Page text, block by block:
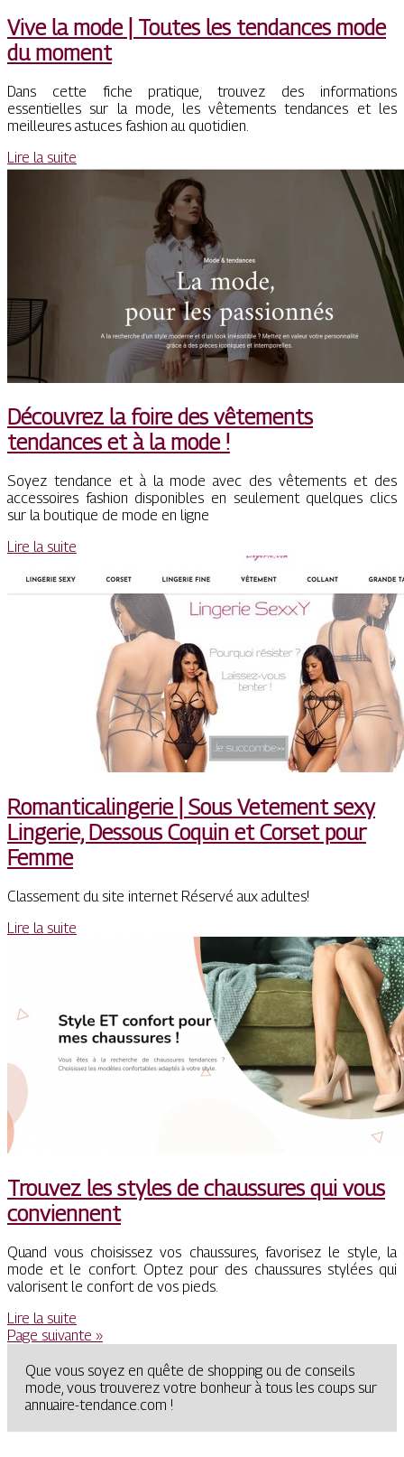
Vive la mode | Toutes les tendances mode
du moment
Dans cette fiche pratique, trouvez des informations
essentielles sur la mode, les vêtements tendances et les
meilleures astuces fashion au quotidien.
Lire la suite
Découvrez la foire des vêtements
tendances et à la mode !
Soyez tendance et à la mode avec des vêtements et des
accessoires fashion disponibles en seulement quelques clics
sur la boutique de mode en ligne
Lire la suite
Roman­ticalin­ge­rie | Sous Vetement sexy
Lingerie, Dessous Coquin et Corset pour
Femme
Classement du site internet Réservé aux adultes!
Lire la suite
Trouvez les styles de chaussures qui vous
conviennent
Quand vous choisissez vos chaussures, favorisez le style, la
mode et le confort. Optez pour des chaussures stylées qui
valorisent le confort de vos pieds.
Lire la suite
Page suivante »
Que vous soyez en quête de shopping ou de conseils
mode, vous trouverez votre bonheur à tous les coups sur
annuaire-tendance.com !